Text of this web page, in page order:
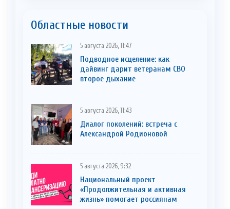
Областные новости
5 августа 2026, 11:47
Подводное исцеление: как
дайвинг дарит ветеранам СВО
второе дыхание
5 августа 2026, 11:43
Диалог поколений: встреча с
Александрой Родионовой
5 августа 2026, 9:32
Национальный проект
«Продолжительная и активная
жизнь» помогает россиянам